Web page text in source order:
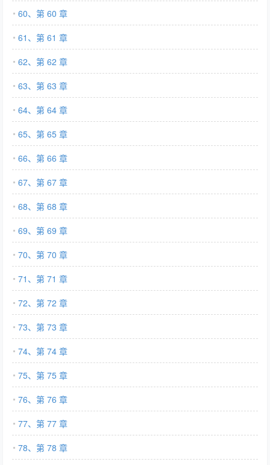
60、第 60 章
61、第 61 章
62、第 62 章
63、第 63 章
64、第 64 章
65、第 65 章
66、第 66 章
67、第 67 章
68、第 68 章
69、第 69 章
70、第 70 章
71、第 71 章
72、第 72 章
73、第 73 章
74、第 74 章
75、第 75 章
76、第 76 章
77、第 77 章
78、第 78 章